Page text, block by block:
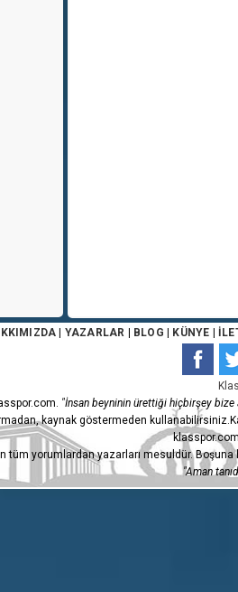
YAZARLAR BLOG KÜNYE
"İnsan beyninin ürettiği hiçbirşey bize
kaynak göstermeden
tüm yorumlardan yazarları mesuldür.
"Aman